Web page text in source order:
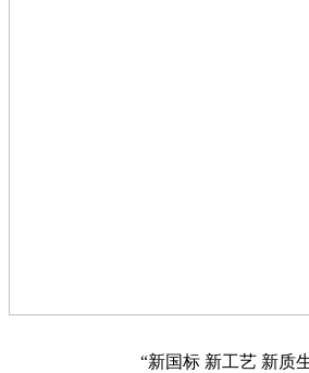
“新国标 新工艺 新质